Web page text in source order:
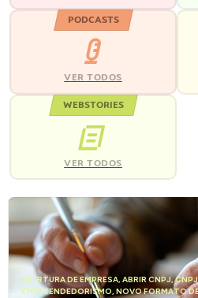
PODCASTS
VER TODOS
WEBSTORIES
VER TODOS
ABERTURA DE EMPRESA, ABRIR CNPJ,
EMPREENDEDORISMO, NOVO FORMATO